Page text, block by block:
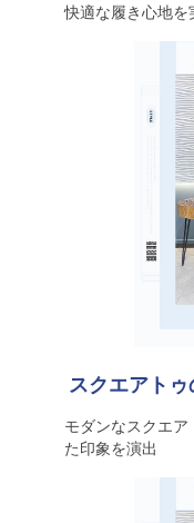
快適な履き心地を
スクエアト
モダンなスクエ
た印象を演出